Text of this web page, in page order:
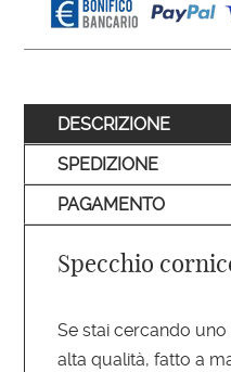
DESCRIZIONE
SPEDIZIONE
PAGAMENTO
Specchio
Se stai cercando
alta qualità, fatto a